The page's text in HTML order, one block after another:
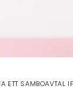
ETT SAMBOAVTAL